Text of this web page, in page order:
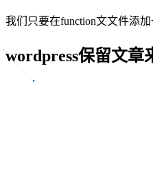
我们只要在function文文件添加
wordpress保留文章